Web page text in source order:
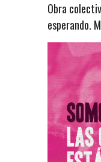
Obra
esperando.